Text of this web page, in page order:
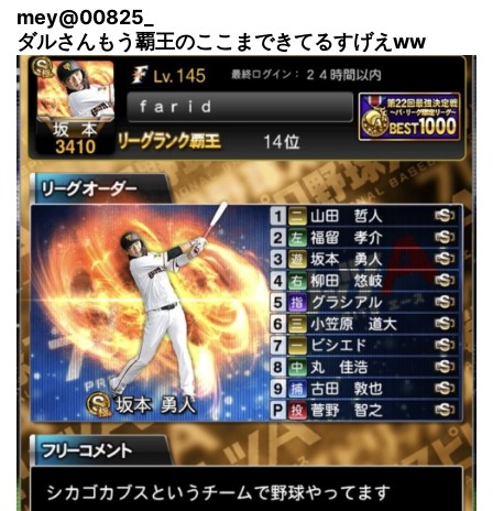
ID:NN5hDEdt0NIKU
mey@00825_
ダルさんもう覇王のここまできてるすげえww